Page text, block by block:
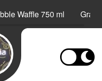
Waffle 750 ml